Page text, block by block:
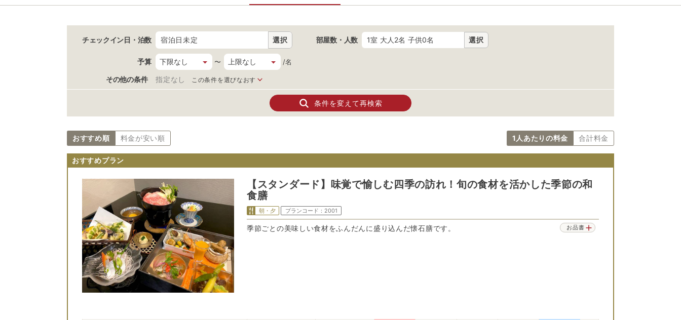
チェックイン日 ・泊数 宿泊日未定 選択 部屋数・人数 1室 大人2名 子供0名 選択
予算 〜 /名
その他の条件 指定なし この条件を選びなおす
条件を変えて再検索
おすすめ順 料金が安い順 1人あたりの料金 合計料金
おすすめプラン
【スタンダード】味覚で愉しむ四季の訪れ！旬の食材を活かした季節の和
食膳
朝・夕 プランコード： 2001
季節ごとの美味しい食材をふんだんに盛り込んだ懐石膳です。 お品書